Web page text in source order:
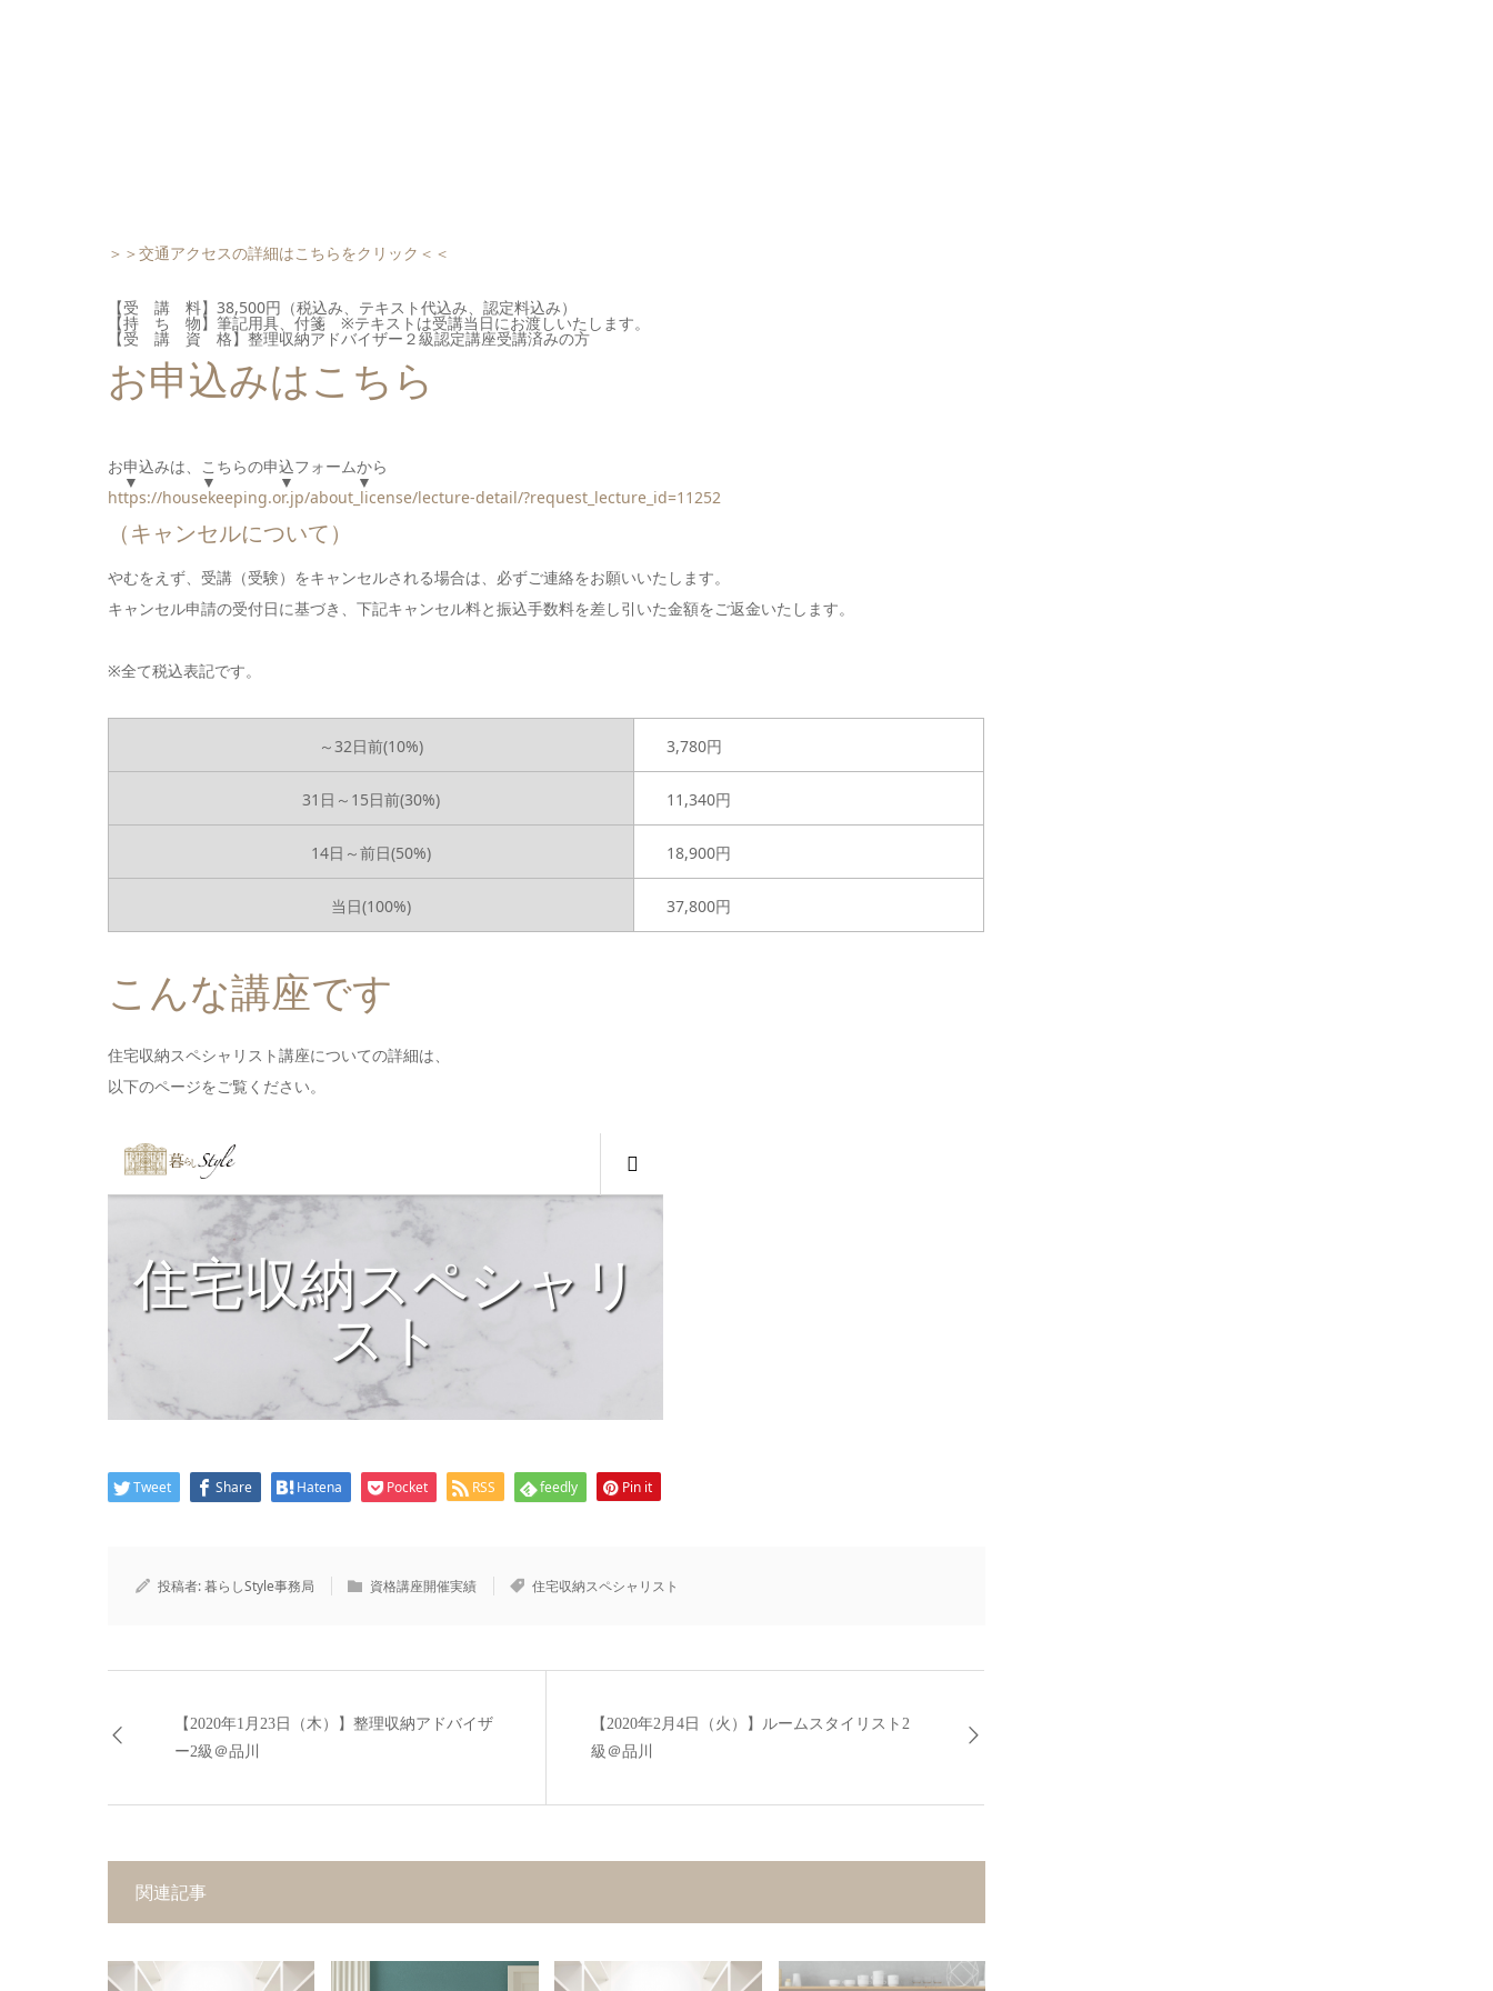
＞＞交通アクセスの詳細はこちらをクリック＜＜
【受 講 料】38,500円（税込み、テキスト代込み、認定料込み）
【持 ち 物】筆記用具、付箋 ※テキストは受講当日にお渡しいたします。
【受 講 資 格】整理収納アドバイザー２級認定講座受講済みの方
お申込みはこちら
お申込みは、こちらの申込フォームから
▼ ▼ ▼ ▼
https://housekeeping.or.jp/about_license/lecture-detail/?request_lecture_id=11252
（キャンセルについて）
やむをえず、受講（受験）をキャンセルされる場合は、必ずご連絡をお願いいたします。
キャンセル申請の受付日に基づき、下記キャンセル料と振込手数料を差し引いた金額をご返金いたします。
※全て税込表記です。
～32日前(10%) 3,780円
31日～15日前(30%) 11,340円
14日～前日(50%) 18,900円
当日(100%) 37,800円
こんな講座です
住宅収納スペシャリスト講座についての詳細は、
以下のページをご覧ください。
Tweet Share Hatena Pocket RSS feedly Pin it
投稿者:暮らしStyle事務局 資格講座開催実績 住宅収納スペシャリスト
【2020年1月23日（木）】整理収納アドバイザ
ー2級＠品川
【2020年2月4日（火）】ルームスタイリスト2
級＠品川
関連記事